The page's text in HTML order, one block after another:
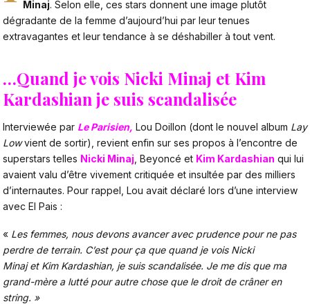
Minaj. Selon elle, ces stars donnent une image plutôt
dégradante de la femme d’aujourd’hui par leur tenues
extravagantes et leur tendance à se déshabiller à tout vent.
…Quand je vois Nicki Minaj et Kim
Kardashian je suis scandalisée
Interviewée par Le Parisien, Lou Doillon (dont le nouvel album Lay
Lowvient de sortir), revient enfin sur ses propos à l’encontre de
superstars telles Nicki Minaj , Beyoncé et Kim Kardashian qui lui
avaient valu d’être vivement critiquée et insultée par des milliers
d’internautes. Pour rappel, Lou avait déclaré lors d’une interview
avec El Pais :
« Les femmes, nous devons avancer avec prudence pour ne pas
perdre de terrain. C’est pour ça que quand je vois Nicki
Minaj et Kim Kardashian, je suis scandalisée. Je me dis que ma
grand-mère a lutté pour autre chose que le droit de crâner en
string. »